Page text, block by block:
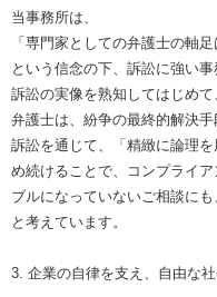
当事務所は、
「専門家としての弁護士の軸
という信念の下、訴訟に強い事
訴訟の実像を熟知してはじめ
弁護士は、紛争の最終的解決
訴訟を通じて、「精緻に論理
め続けることで、コンプライ
ブルになっていないご相談に
と考えています。
3. 企業の自律を支え、自由な